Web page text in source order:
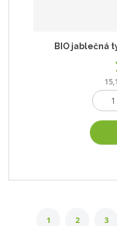
BIO jablečná
1 2 3